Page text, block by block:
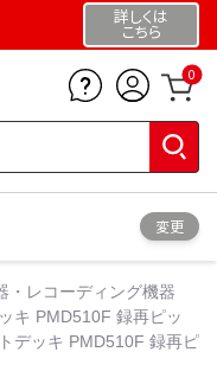
詳しくは
こちら
0
変更
・レコーディング機器
キ PMD510F 録再ピッ
デッキ PMD510F 録再ピ